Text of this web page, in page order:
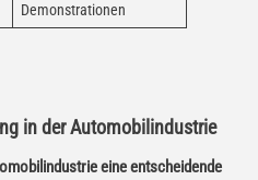
Demonstrationen
in der Automobilindustrie
eine entscheidende